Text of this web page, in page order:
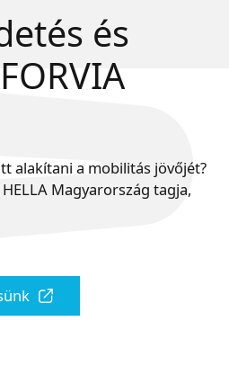
és
alakítani a mobilitás jövőjét?
Magyarország tagja,